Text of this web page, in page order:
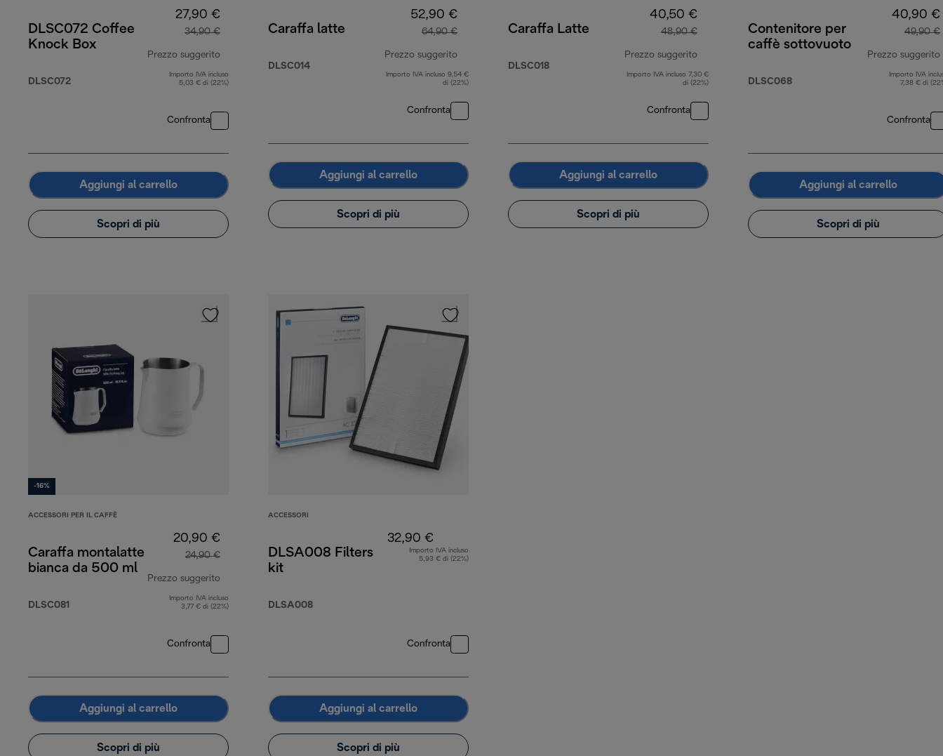
DLSC072 Coffee
Knock Box
DLSC072
27,90 €
34,90 €
Prezzo suggerito
prezzo originale 34,90 €
Importo IVA incluso
5,03 € di (22%)
Confronta
Aggiungi al carrello
Scopri di più
Caraffa latte
DLSC014
52,90 €
64,90 €
Prezzo suggerito
prezzo originale 64,90 €
Importo IVA incluso 9,54 €
di (22%)
Confronta
Aggiungi al carrello
Scopri di più
Caraffa Latte
DLSC018
40,50 €
48,90 €
Prezzo suggerito
prezzo originale 48,90 €
Importo IVA incluso 7,30 €
di (22%)
Confronta
Aggiungi al carrello
Scopri di più
Contenitore per
caffè sottovuoto
DLSC068
40,90 €
49,90 €
Prezzo suggerito
Importo IVA
7,38 € di
Confronta
Aggiungi al carrello
Scopri di più
-16%
ACCESSORI PER IL CAFFÈ
Caraffa montalatte
bianca da 500 ml
DLSC081
20,90 €
24,90 €
Prezzo suggerito
prezzo originale 24,90 €
Importo IVA incluso
3,77 € di (22%)
Confronta
Aggiungi al carrello
Scopri di più
ACCESSORI
DLSA008 Filters
kit
DLSA008
32,90 €
Importo IVA incluso
5,93 € di (22%)
Confronta
Aggiungi al carrello
Scopri di più